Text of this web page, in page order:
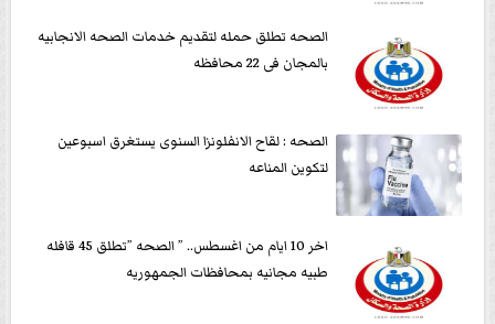
الصحه تطلق حمله لتقديم خدمات الصحه الانجابيه
بالمجان فى 22 محافظه
الصحه : لقاح الانفلونزا السنوى يستغرق اسبوعين
لتكوين المناعه
اخر 10 ايام من اغسطس.. ” الصحه ”تطلق 45 قافله
طبيه مجانيه بمحافظات الجمهوريه